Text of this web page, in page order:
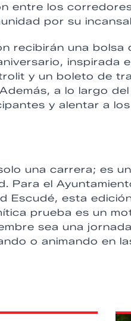
entre los
por su
recibirán una bolsa
inspirada
y un boleto de
a lo largo
y alentar a
una carrera; es
Para el
Escudé, esta
prueba es un
sea una
o animando en